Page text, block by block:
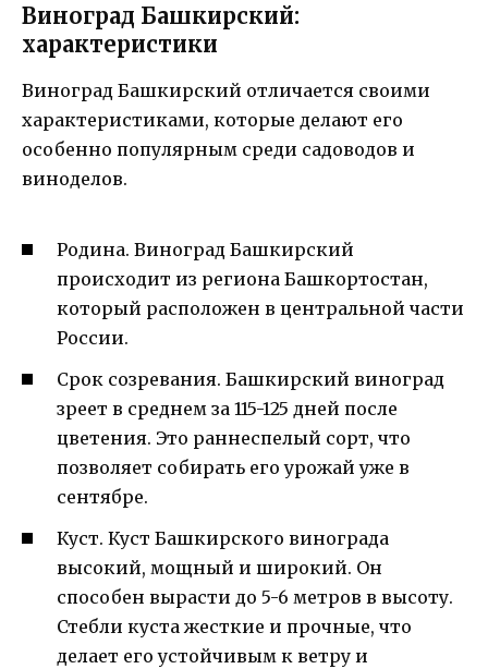
Виноград Башкирский:
характеристики
Виноград Башкирский отличается своими
характеристиками, которые делают его
особенно популярным среди садоводов и
виноделов.
Родина. Виноград Башкирский
происходит из региона Башкортостан,
который расположен в центральной части
России.
Срок созревания. Башкирский виноград
зреет в среднем за 115-125 дней после
цветения. Это раннеспелый сорт, что
позволяет собирать его урожай уже в
сентябре.
Куст. Куст Башкирского винограда
высокий, мощный и широкий. Он
способен вырасти до 5-6 метров в высоту.
Стебли куста жесткие и прочные, что
делает его устойчивым к ветру и